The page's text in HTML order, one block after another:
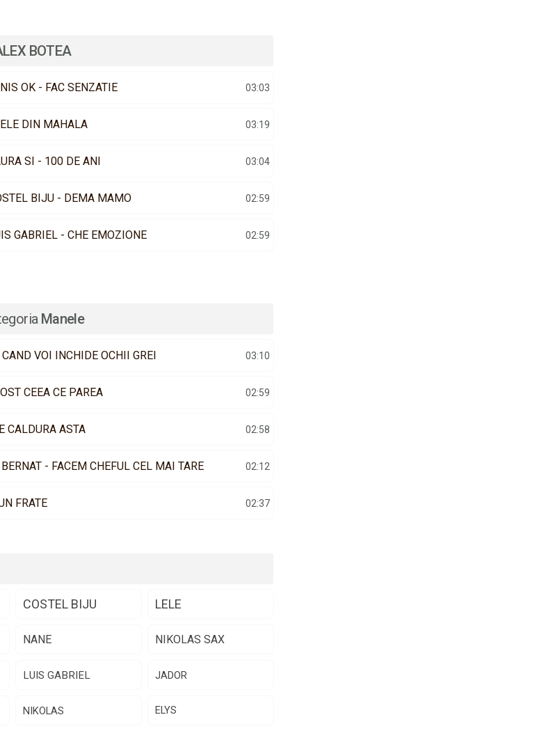
BOTEA
OK - FAC SENZATIE 03:03
DIN MAHALA 03:19
SI - 100 DE ANI 03:04
BIJU - DEMA MAMO 02:59
GABRIEL - CHE EMOZIONE 02:59
Manele
VOI INCHIDE OCHII GREI 03:10
CEEA CE PAREA 02:59
CALDURA ASTA 02:58
- FACEM CHEFUL CEL MAI TARE 02:12
FRATE 02:37
COSTEL BIJU LELE
NANE NIKOLAS SAX
LUIS GABRIEL JADOR
NIKOLAS ELYS